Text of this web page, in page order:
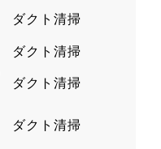
ダクト清掃
ダクト清掃
ダクト清掃
ダクト清掃